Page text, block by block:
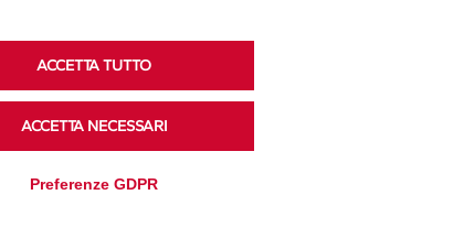
su Spreaker.
ACCETTA TUTTO
ACCETTA NECESSARI
Preferenze GDPR